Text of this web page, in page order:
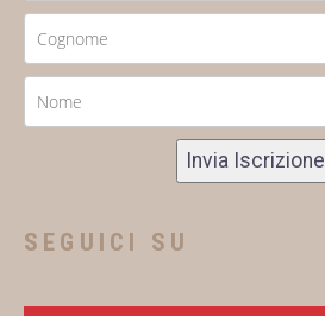
Invia Iscrizione
SEGUICI SU